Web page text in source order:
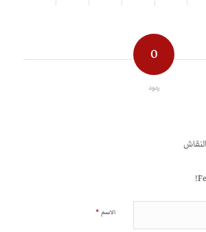
0
ردود
الاسم *